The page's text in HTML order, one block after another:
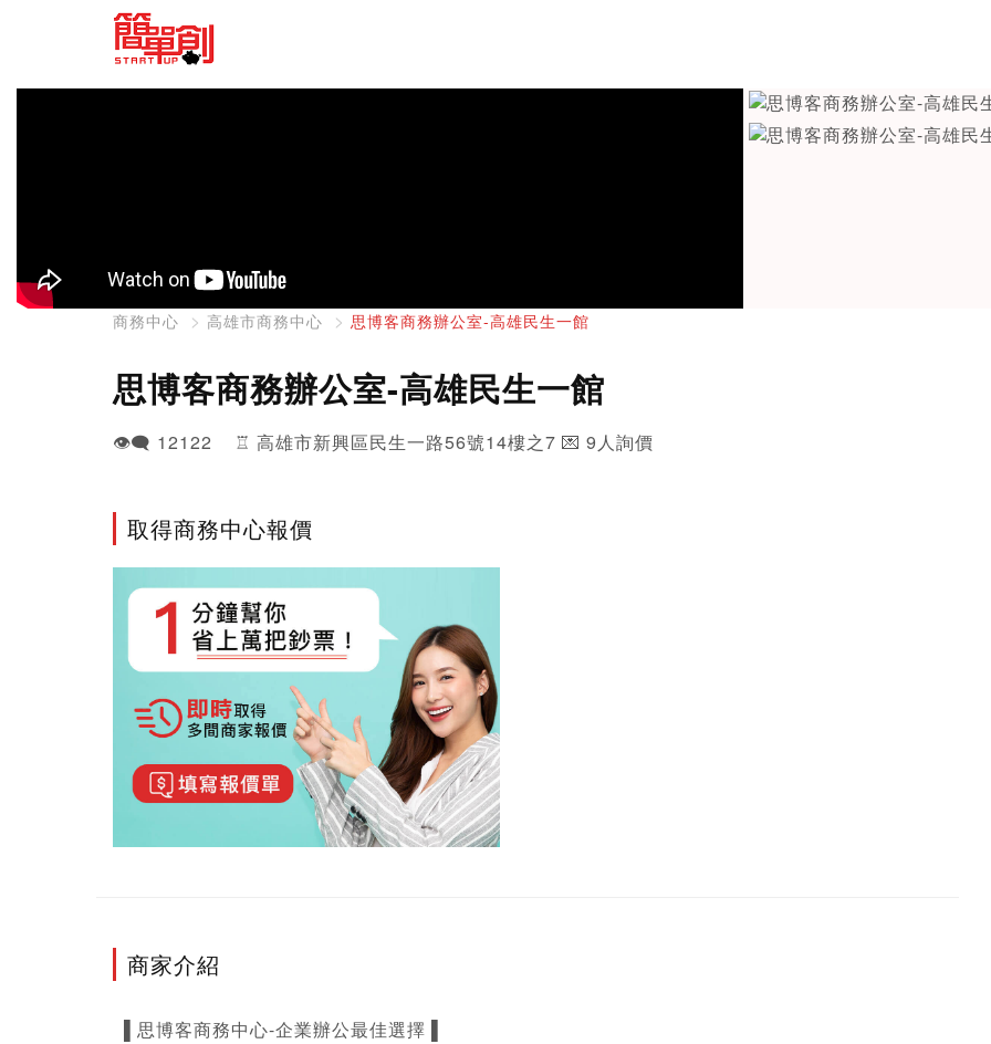
商務中心 高雄市商務中心 思博客商務辦公室-高雄民生一館
思博客商務辦公室-高雄民生一館
👁️‍🗨️ 12122 ♖ 高雄市新興區民生一路56號14樓之7 💌 9人詢價
取得商務中心報價
商家介紹
▌思博客商務中心-企業辦公最佳選擇 ▌